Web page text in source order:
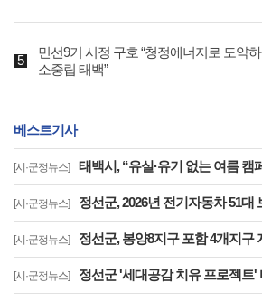
민선9기 시정 구호 “청정에너지로 도약
소중립 태백”
베스트기사
[시·군정뉴스] 태백시, “유실·유기 없는 여름 캠
[시·군정뉴스] 정선군, 2026년 전기자동차 51대 보급 ‘친
[시·군정뉴스] 정선군, 봉양8지구 포함 4개지구 지적재조사 완료 ‘토
[시·군정뉴스] 정선군 '세대공감 치유 프로젝트'